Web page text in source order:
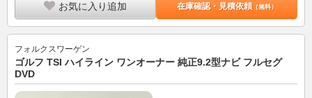
お気に入り追加 在庫確認・見積依頼（無料）
フォルクスワーゲン
ゴルフ TSI ハイライン ワンオーナー 純正9.2型ナビ フルセグ
DVD